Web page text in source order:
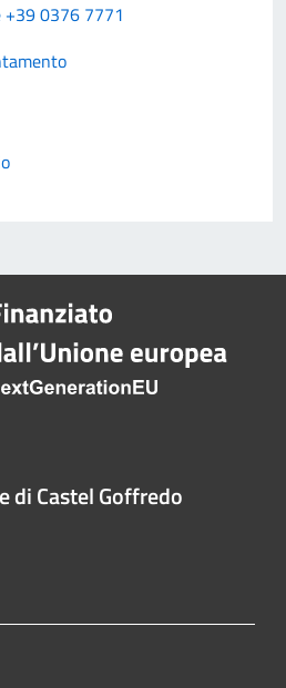
+39 0376 7771
di Castel Goffredo